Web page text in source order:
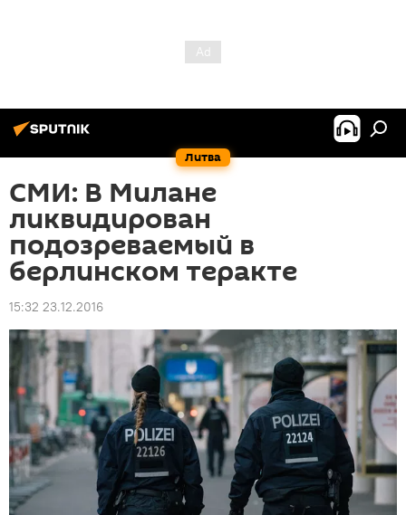
Литва
СМИ: В Милане
ликвидирован
подозреваемый в
берлинском теракте
15:32 23.12.2016